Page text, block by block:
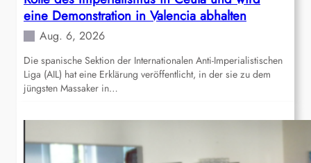
eine Demonstration in Valencia abhalten
Aug. 6, 2026
Die spanische Sektion der Internationalen Anti-Imperialistischen
Liga (AIL) hat eine Erklärung veröffentlicht, in der sie zu dem
jüngsten Massaker in…